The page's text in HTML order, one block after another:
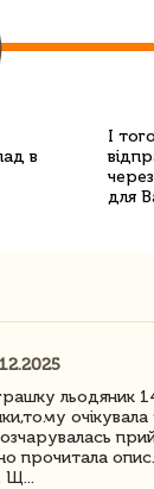
в
І
для
льодяник
прочитала
Щ...